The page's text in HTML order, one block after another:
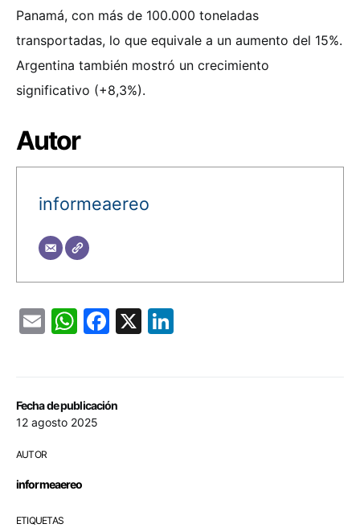
Fecha de publicación
12 agosto 2025
AUTOR
informeaereo
ETIQUETAS
Panamá, con más de 100.000 toneladas
transportadas, lo que equivale a un aumento del 15%.
Argentina también mostró un crecimiento
significativo (+8,3%).
Autor
informeaereo
EmailWhatsApp
Facebook
X